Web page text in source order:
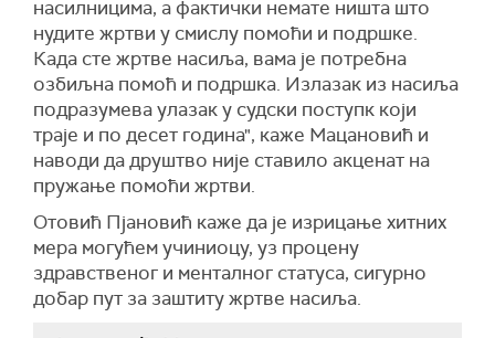
насилницима, а фактички немате ништа што
нудите жртви у смислу помоћи и подршке.
Када сте жртве насиља, вама је потребна
озбиљна помоћ и подршка. Излазак из насиља
подразумева улазаку судски поступк који
траје и по десет година", каже Мацановић и
наводи да друштво није ставило акценат на
пружање помоћи жртви.
Отовић Пјановић каже да је изрицање хитних
мера могућем учиниоцу, уз процену
здравственог и менталног статуса, сигурно
добар пут за заштитужртве насиља.